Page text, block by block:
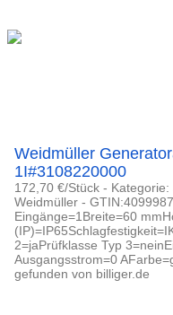
Weidmüller
1I#3108220000
172,70 €/Stück -
Weidmüller -
Eingänge=1Breite=60
2=jaPrüfklasse Typ
Ausgangsstrom=0
gefunden von billiger.de